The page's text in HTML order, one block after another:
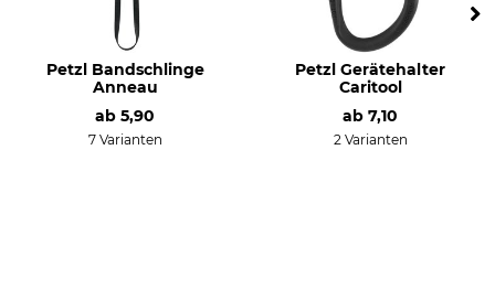
Petzl Bandschlinge
Anneau
ab 5,90
7 Varianten
Petzl Gerätehalter
Caritool
ab 7,10
2 Varianten